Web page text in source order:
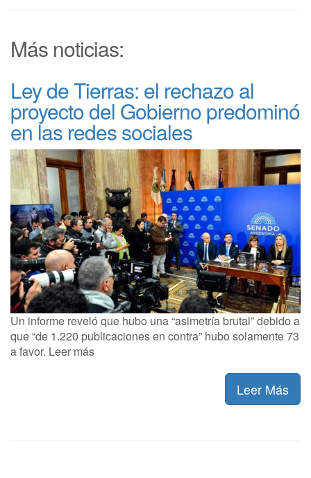
Más noticias:
Ley de Tierras: el rechazo al
proyecto del Gobierno predominó
en las redes sociales
Un informe reveló que hubo una “asimetría brutal” debido a
que “de 1.220 publicaciones en contra” hubo solamente 73
a favor. Leer más
Leer Más